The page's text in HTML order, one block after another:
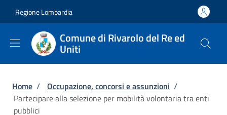
Regione Lombardia
Comune di Rivarolo del Re ed
Uniti
Briciole di pane
Home / Occupazione, concorsi e assunzioni /
Partecipare alla selezione per mobilità volontaria tra enti
pubblici